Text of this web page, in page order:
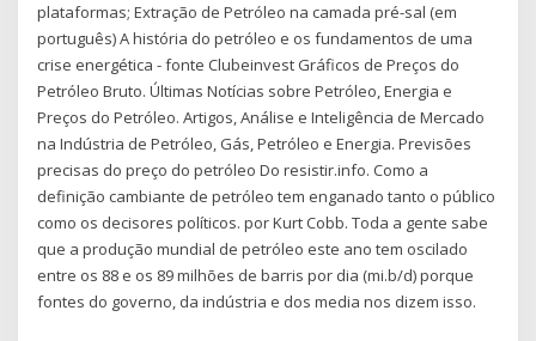
plataformas; Extração de Petróleo na camada pré-sal (em
português) A história do petróleo e os fundamentos de uma
crise energética - fonte Clubeinvest Gráficos de Preços do
Petróleo Bruto. Últimas Notícias sobre Petróleo, Energia e
Preços do Petróleo. Artigos, Análise e Inteligência de Mercado
na Indústria de Petróleo, Gás, Petróleo e Energia. Previsões
precisas do preço do petróleo Do resistir.info. Como a
definição cambiante de petróleo tem enganado tanto o público
como os decisores políticos. por Kurt Cobb. Toda a gente sabe
que a produção mundial de petróleo este ano tem oscilado
entre os 88 e os 89 milhões de barris por dia (mi.b/d) porque
fontes do governo, da indústria e dos media nos dizem isso.